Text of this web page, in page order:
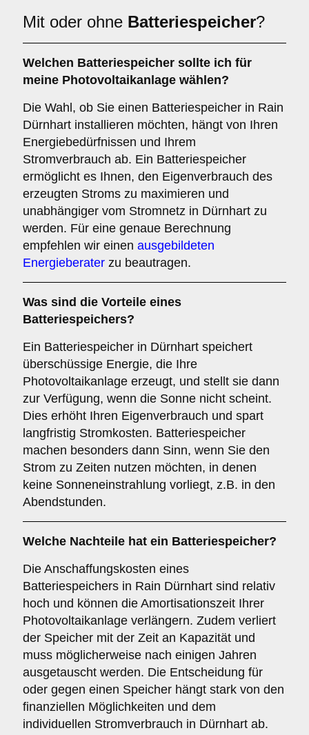
Mit oder ohne Batteriespeicher?
Welchen Batteriespeicher sollte ich für
meine Photovoltaikanlage wählen?
Die Wahl, ob Sie einen Batteriespeicher in Rain
Dürnhart installieren möchten, hängt von Ihren
Energiebedürfnissen und Ihrem
Stromverbrauch ab. Ein Batteriespeicher
ermöglicht es Ihnen, den Eigenverbrauch des
erzeugten Stroms zu maximieren und
unabhängiger vom Stromnetz in Dürnhart zu
werden. Für eine genaue Berechnung
empfehlen wir einen ausgebildeten
Energieberater zu beautragen.
Was sind die Vorteile eines
Batteriespeichers?
Ein Batteriespeicher in Dürnhart speichert
überschüssige Energie, die Ihre
Photovoltaikanlage erzeugt, und stellt sie dann
zur Verfügung, wenn die Sonne nicht scheint.
Dies erhöht Ihren Eigenverbrauch und spart
langfristig Stromkosten. Batteriespeicher
machen besonders dann Sinn, wenn Sie den
Strom zu Zeiten nutzen möchten, in denen
keine Sonneneinstrahlung vorliegt, z.B. in den
Abendstunden.
Welche Nachteile hat ein Batteriespeicher?
Die Anschaffungskosten eines
Batteriespeichers in Rain Dürnhart sind relativ
hoch und können die Amortisationszeit Ihrer
Photovoltaikanlage verlängern. Zudem verliert
der Speicher mit der Zeit an Kapazität und
muss möglicherweise nach einigen Jahren
ausgetauscht werden. Die Entscheidung für
oder gegen einen Speicher hängt stark von den
finanziellen Möglichkeiten und dem
individuellen Stromverbrauch in Dürnhart ab.